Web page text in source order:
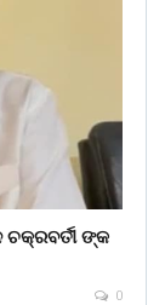
ଙ୍କ
0